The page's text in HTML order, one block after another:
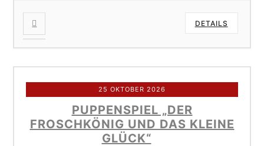
DETAILS
25 OKTOBER 2026
PUPPENSPIEL „DER
FROSCHKÖNIG UND DAS KLEINE
GLÜCK“